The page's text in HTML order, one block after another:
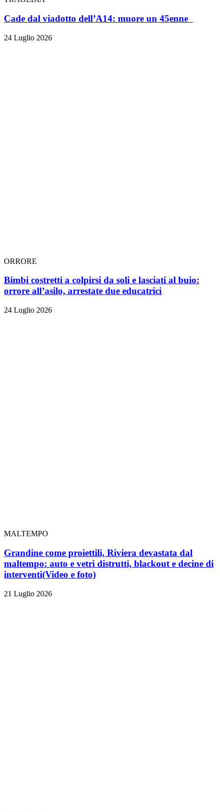
Cade dal viadotto dell’A14: muore un 45enne
24 Luglio 2026
ORRORE
Bimbi costretti a colpirsi da soli e lasciati al buio:
orrore all’asilo, arrestate due educatrici
24 Luglio 2026
MALTEMPO
Grandine come proiettili, Riviera devastata dal
maltempo: auto e vetri distrutti, blackout e decine di
interventi(Video e foto)
21 Luglio 2026